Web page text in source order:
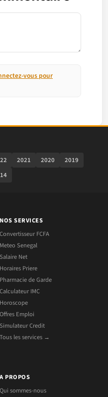
vous pour
2021 2020
2019
NOS SERVICES
Convertisseur FCFA
Meteo Senegal
Salaire Net
Horaires Priere
Pharmacie de Garde
Calculateur IMC
Horoscope
Offres Emploi
Simulateur Credit
Tous les services →
A PROPOS
Qui sommes-nous